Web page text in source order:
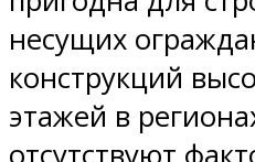
несущих
конструкций
этажей в